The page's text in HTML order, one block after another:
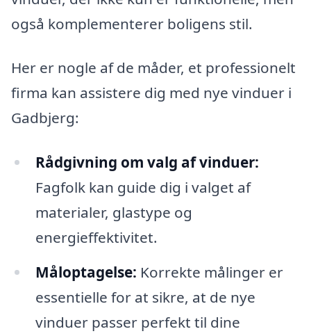
også komplementerer boligens stil.
Her er nogle af de måder, et professionelt
firma kan assistere dig med nye vinduer i
Gadbjerg:
Rådgivning om valg af vinduer:
Fagfolk kan guide dig i valget af
materialer, glastype og
energieffektivitet.
Måloptagelse: Korrekte målinger er
essentielle for at sikre, at de nye
vinduer passer perfekt til dine